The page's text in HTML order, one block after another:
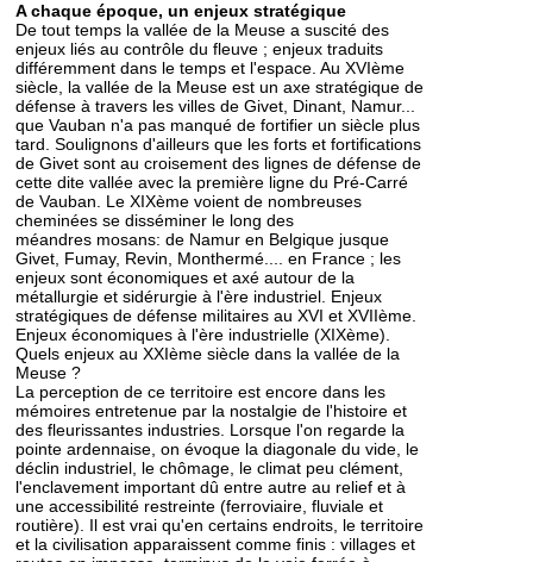
A chaque époque, un enjeux stratégique
De tout temps la vallée de la Meuse a suscité des
enjeux liés au contrôle du fleuve ; enjeux traduits
différemment dans le temps et l'espace. Au XVIème
siècle, la vallée de la Meuse est un axe stratégique de
défense à travers les villes de Givet, Dinant, Namur...
que Vauban n'a pas manqué de fortifier un siècle plus
tard. Soulignons d'ailleurs que les forts et fortifications
de Givet sont au croisement des lignes de défense de
cette dite vallée avec la première ligne du Pré-Carré
de Vauban. Le XIXème voient de nombreuses
cheminées se disséminer le long des
méandres mosans: de Namur en Belgique jusque
Givet, Fumay, Revin, Monthermé.... en France ; les
enjeux sont économiques et axé autour de la
métallurgie et sidérurgie à l'ère industriel. Enjeux
stratégiques de défense militaires au XVI et XVIIème.
Enjeux économiques à l'ère industrielle (XIXème).
Quels enjeux au XXIème siècle dans la vallée de la
Meuse ?
La perception de ce territoire est encore dans les
mémoires entretenue par la nostalgie de l'histoire et
des fleurissantes industries. Lorsque l'on regarde la
pointe ardennaise, on évoque la diagonale du vide, le
déclin industriel, le chômage, le climat peu clément,
l'enclavement important dû entre autre au relief et à
une accessibilité restreinte (ferroviaire, fluviale et
routière). Il est vrai qu'en certains endroits, le territoire
et la civilisation apparaissent comme finis : villages et